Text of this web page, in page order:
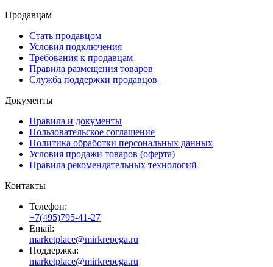
Продавцам
Стать продавцом
Условия подключения
Требования к продавцам
Правила размещения товаров
Служба поддержки продавцов
Документы
Правила и документы
Пользовательское соглашение
Политика обработки персональных данных
Условия продажи товаров (оферта)
Правила рекомендательных технологий
Контакты
Телефон:
+7(495)795-41-27
Email:
marketplace@mirkrepega.ru
Поддержка:
marketplace@mirkrepega.ru